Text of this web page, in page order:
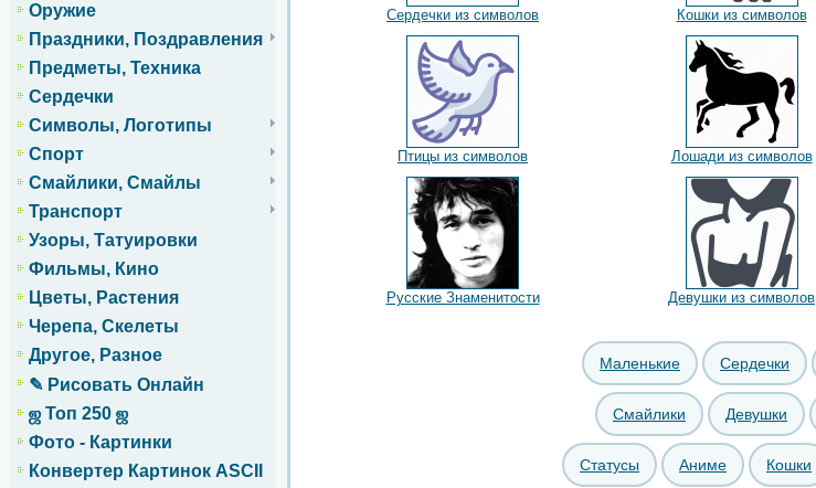
Оружие
Праздники, Поздравления
Предметы, Техника
Сердечки
Символы, Логотипы
Спорт
Смайлики, Смайлы
Транспорт
Узоры, Татуировки
Фильмы, Кино
Цветы, Растения
Черепа, Скелеты
Другое, Разное
✎ Рисовать Онлайн
ஜ Топ 250 ஜ
Фото - Картинки
Конвертер Картинок ASCII
Сердечки из символов Кошки из символов
Птицы из символов Лошади из символов
Русские Знаменитости Девушки из символов
Маленькие Сердечки
Смайлики Девушки
Статусы Аниме Кошки